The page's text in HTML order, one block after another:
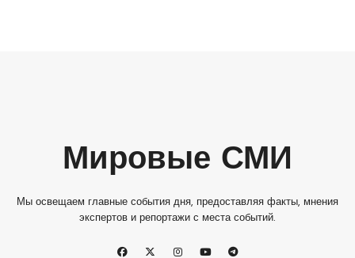
Мировые СМИ
Мы освещаем главные события дня, предоставляя факты, мнения
экспертов и репортажи с места событий.